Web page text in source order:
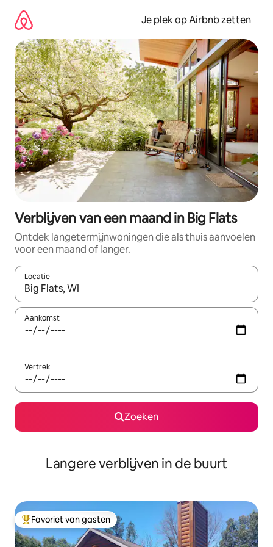
direct
naar
inhoud
Je plek op Airbnb zetten
Verblijven van een maand in Big Flats
Ontdek langetermijnwoningen die als thuis aanvoelen
voor een maand of langer.
Locatie
Wanneer er resultaten beschikbaar zijn, maak je een keuze
Aankomst
Vertrek
Zoeken
Langere verblijven in de buurt
Topfavoriet van gasten
Favoriet van gasten